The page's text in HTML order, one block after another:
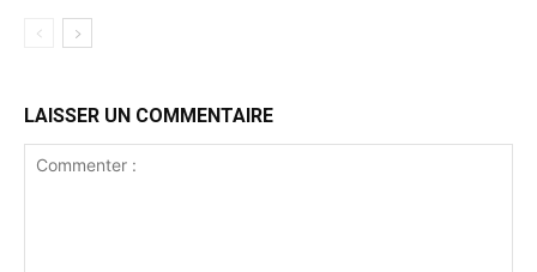
LAISSER UN COMMENTAIRE